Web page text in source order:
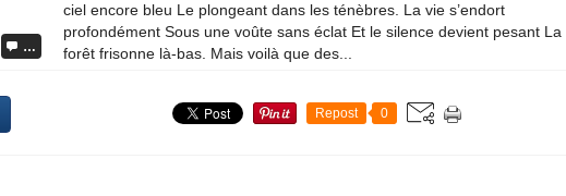
…
ciel encore bleu Le plongeant dans les ténèbres. La vie s’endort
profondément Sous une voûte sans éclat Et le silence devient pesant La
forêt frisonne là-bas. Mais voilà que des...
Repost 0